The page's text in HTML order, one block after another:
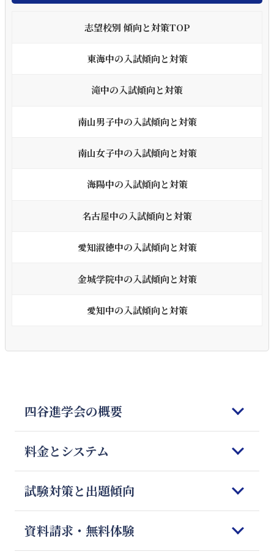
志望校別 傾向と対策TOP
東海中の入試傾向と対策
滝中の入試傾向と対策
南山男子中の入試傾向と対策
南山女子中の入試傾向と対策
海陽中の入試傾向と対策
名古屋中の入試傾向と対策
愛知淑徳中の入試傾向と対策
金城学院中の入試傾向と対策
愛知中の入試傾向と対策
四谷進学会の概要
四谷進学会の理念
教師の質とマッチング
Q＆A
料金とシステム
オンライン授業
授業開始までの流れ
試験対策と出題傾向
模試対策
資料請求・無料体験